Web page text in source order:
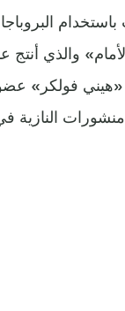
«هيني فولكر»
النازية